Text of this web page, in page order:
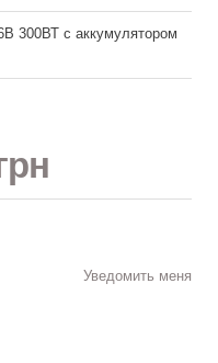
300ВТ с аккумулятором
Уведомить меня